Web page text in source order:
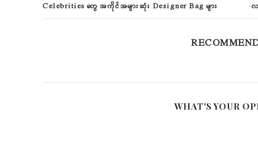
Celebrities တွေ အကိုင်အများဆုံး Designer Bag များ
WHAT'S YOUR